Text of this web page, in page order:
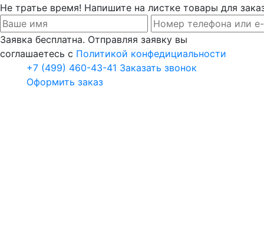
Не тратье время! Напишите на листке товары для
Заявка бесплатна. Отправляя заявку вы
соглашаетесь с Политикой конфедициальности
+7 (499) 460-43-41 Заказать звонок
Оформить заказ